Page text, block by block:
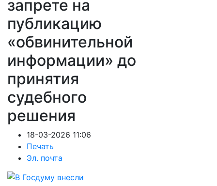
запрете на
публикацию
«обвинительной
информации» до
принятия
судебного
решения
18-03-2026 11:06
Печать
Эл. почта